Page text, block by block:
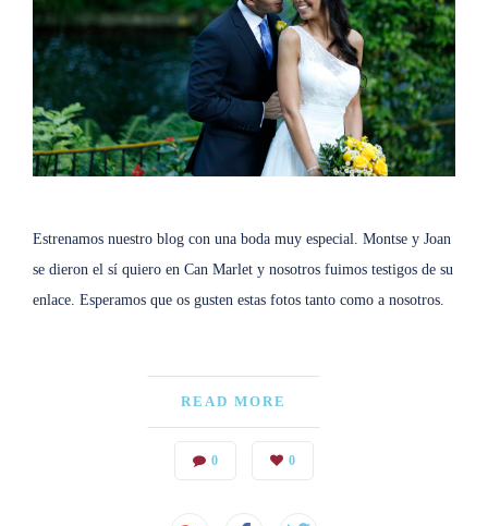
Estrenamos nuestro blog con una boda muy especial. Montse y Joan
se dieron el sí quiero en Can Marlet y nosotros fuimos testigos de su
enlace. Esperamos que os gusten estas fotos tanto como a nosotros.
READ MORE
0 0